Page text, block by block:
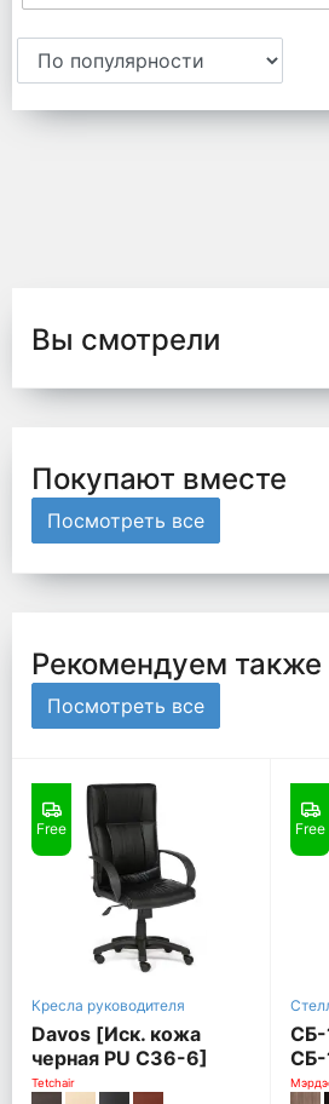
Вы смотрели
Покупают вместе
Посмотреть все
Рекомендуем также
Посмотреть все
Free
Кресла руководителя
Davos [Иск. кожа
черная PU C36-6]
Tetchair
Free
СБ-
СБ-